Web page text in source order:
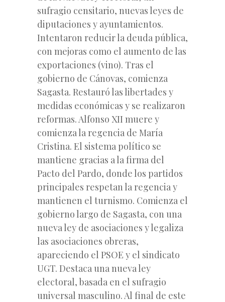
sufragio censitario, nuevas leyes de
diputaciones y ayuntamientos.
Intentaron reducir la deuda pública,
con mejoras como el aumento de las
exportaciones (vino). Tras el
gobierno de Cánovas, comienza
Sagasta. Restauró las libertades y
medidas económicas y se realizaron
reformas. Alfonso XII muere y
comienza la regencia de María
Cristina. El sistema político se
mantiene gracias a la firma del
Pacto del Pardo, donde los partidos
principales respetan la regencia y
mantienen el turnismo. Comienza el
gobierno largo de Sagasta, con una
nueva ley de asociaciones y legaliza
las asociaciones obreras,
apareciendo el PSOE y el sindicato
UGT. Destaca una nueva ley
electoral, basada en el sufragio
universal masculino. Al final de este